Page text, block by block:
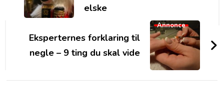
elske
Annonce
Eksperternes forklaring til
negle – 9 ting du skal vide